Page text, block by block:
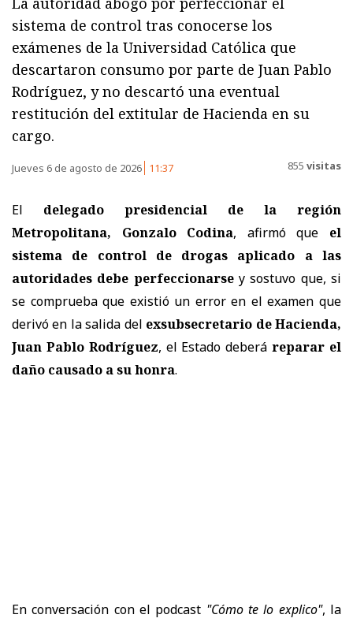
sistema de control tras conocerse los
exámenes de la Universidad Católica que
descartaron consumo por parte de Juan Pablo
Rodríguez, y no descartó una eventual
restitución del extitular de Hacienda en su
cargo.
Jueves 6 de agosto de 2026 11:37 855 visitas
El delegado presidencial de la región
Metropolitana, Gonzalo Codina, afirmó que el
sistema de control de drogas aplicado a las
autoridades debe perfeccionarsey sostuvo que, si
se comprueba que existió un error en el examen que
derivó en la salida del exsubsecretario de Hacienda,
Juan Pablo Rodríguez, el Estado deberáreparar el
daño causado a su honra.
En conversación con el podcast "Cómo te lo explico", la